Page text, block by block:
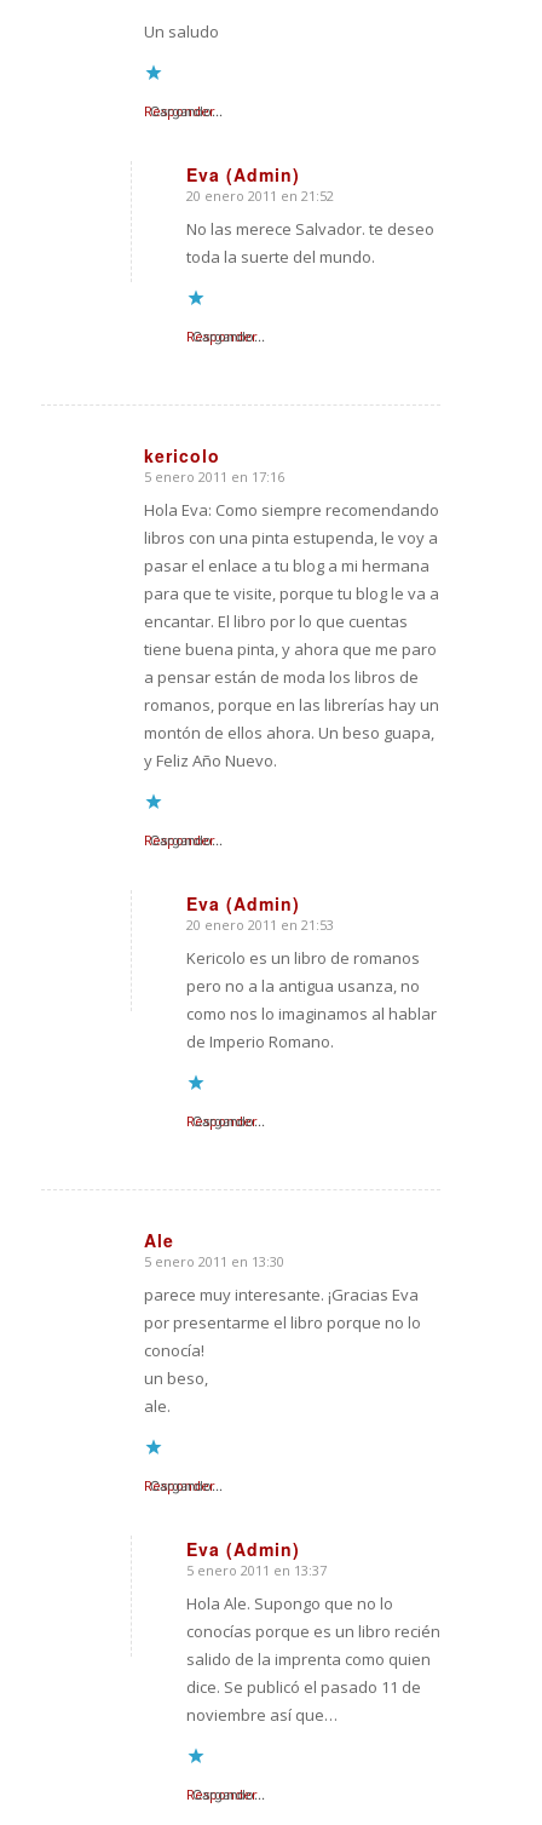
Un saludo
Cargando...
Responder
Eva (Admin)
Dice:
20 enero 2011 en 21:52
No las merece Salvador. te deseo
toda la suerte del mundo.
Cargando...
Responder
kericolo
Dice:
5 enero 2011 en 17:16
Hola Eva: Como siempre recomendando
libros con una pinta estupenda, le voy a
pasar el enlace a tu blog a mi hermana
para que te visite, porque tu blog le va a
encantar. El libro por lo que cuentas
tiene buena pinta, y ahora que me paro
a pensar están de moda los libros de
romanos, porque en las librerías hay un
montón de ellos ahora. Un beso guapa,
y Feliz Año Nuevo.
Cargando...
Responder
Eva (Admin)
Dice:
20 enero 2011 en 21:53
Kericolo es un libro de romanos
pero no a la antigua usanza, no
como nos lo imaginamos al hablar
de Imperio Romano.
Cargando...
Responder
Ale
Dice:
5 enero 2011 en 13:30
parece muy interesante. ¡Gracias Eva
por presentarme el libro porque no lo
conocía!
un beso,
ale.
Cargando...
Responder
Eva (Admin)
Dice:
5 enero 2011 en 13:37
Hola Ale. Supongo que no lo
conocías porque es un libro recién
salido de la imprenta como quien
dice. Se publicó el pasado 11 de
noviembre así que…
Cargando...
Responder